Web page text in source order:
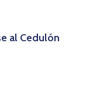
al Cedulón